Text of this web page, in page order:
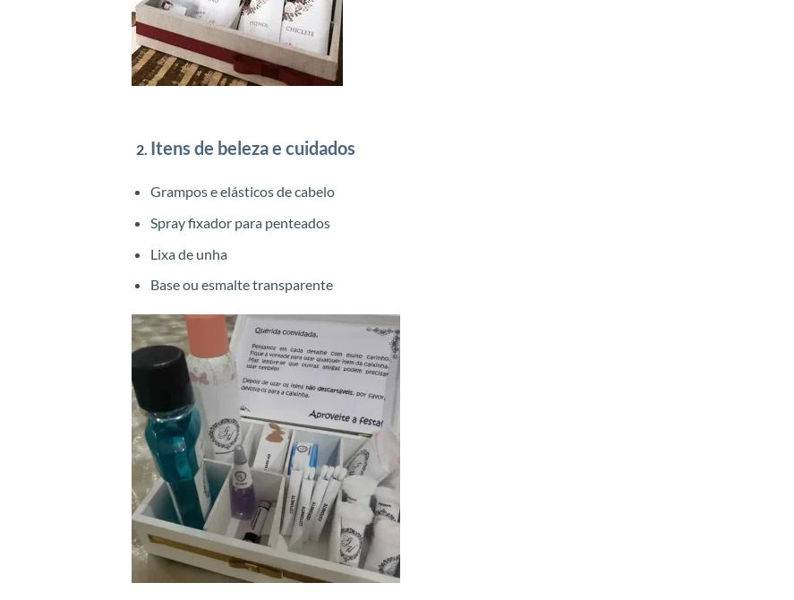
Itens de beleza e cuidados
Grampos e elásticos de cabelo
Spray fixador para penteados
Lixa de unha
Base ou esmalte transparente